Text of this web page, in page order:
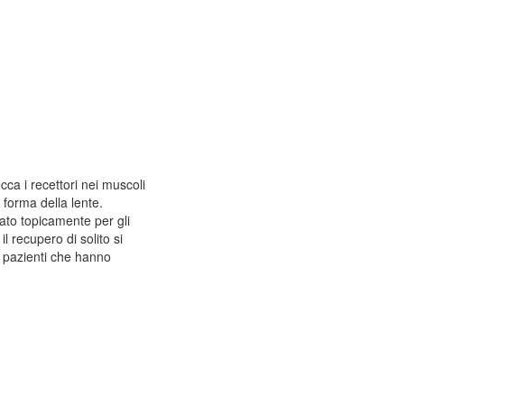
i recettori nei muscoli
della lente.
topicamente per gli
recupero di solito si
che hanno